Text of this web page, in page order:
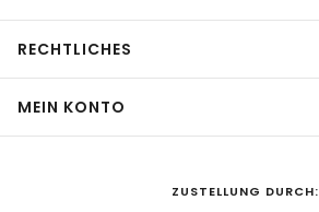
RECHTLICHES
MEIN KONTO
ZUSTELLUNG DURCH: